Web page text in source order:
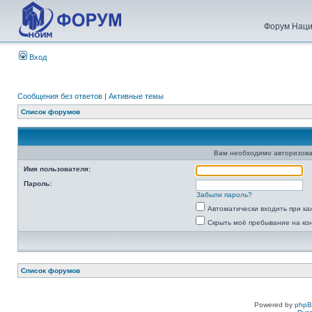
Форум
Вход
Сообщения без ответов | Активные темы
Список форумов
Вам необходимо
Имя пользователя:
Пароль:
Забыли пароль?
Автоматически входить при
Скрыть моё пребывание на
Список форумов
Powered by